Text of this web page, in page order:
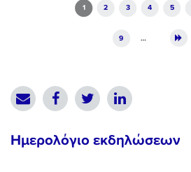
1 2 3 4 5
9 …
Ημερολόγιο εκδηλώσεων